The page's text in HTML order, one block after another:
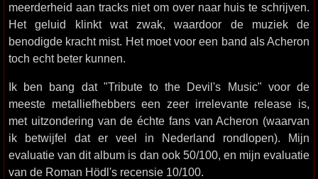
meerderheid aan tracks niet om over naar huis te schrijven.
Het geluid klinkt wat zwak, waardoor de muziek de
benodigde kracht mist. Het moet voor een band als Acheron
toch echt beter kunnen.
Ik ben bang dat "Tribute to the Devil's Music" voor de
meeste metalliefhebbers een zeer irrelevante release is,
met uitzondering van de échte fans van Acheron (waarvan
ik betwijfel dat er veel in Nederland rondlopen). Mijn
evaluatie van dit album is dan ook 50/100, en mijn evaluatie
van de Roman Hödl's recensie 10/100.